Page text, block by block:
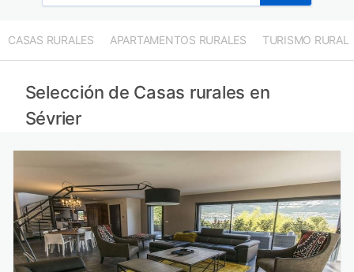
CASAS RURALES APARTAMENTOS RURALES TURISMO RURAL
Selección de Casas rurales en
Sévrier